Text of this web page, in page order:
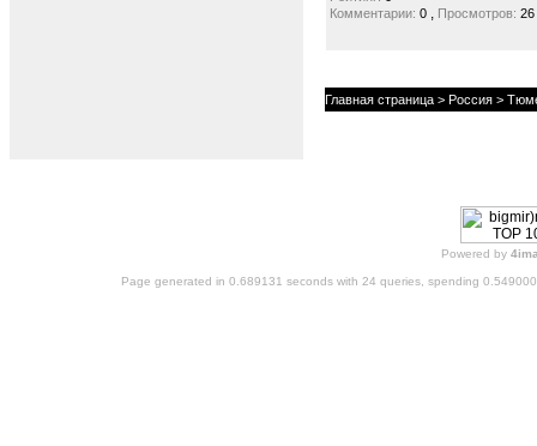
Комментарии: 0 , Просмотров: 26
Главная страница > Россия >
Powered by
Page generated in 0.689131 seconds with 24 queries, spending